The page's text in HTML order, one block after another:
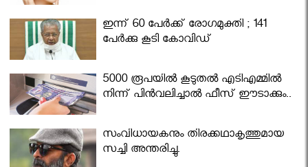
ഇന്ന് 60 പേർക്ക് രോഗമുക്തി ; 141
പേര്‍ക്കു കൂടി കോവിഡ്
5000 രൂപയിൽ കൂടുതൽ എടിഎമ്മിൽ
നിന്ന് പിൻവലിച്ചാൽ ഫീസ് ഈടാക്കും..
സംവിധായകനും തിരക്കഥാകൃത്തുമായ
സച്ചി അന്തരിച്ചു.